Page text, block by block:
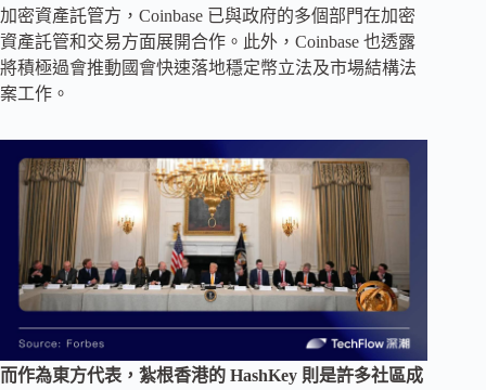
加密資產託管方，Coinbase 已與政府的多個部門在加密
資產託管和交易方面展開合作。此外，Coinbase 也透露
將積極過會推動國會快速落地穩定幣立法及市場結構法
案工作。
而作為東方代表，紮根香港的 HashKey 則是許多社區成